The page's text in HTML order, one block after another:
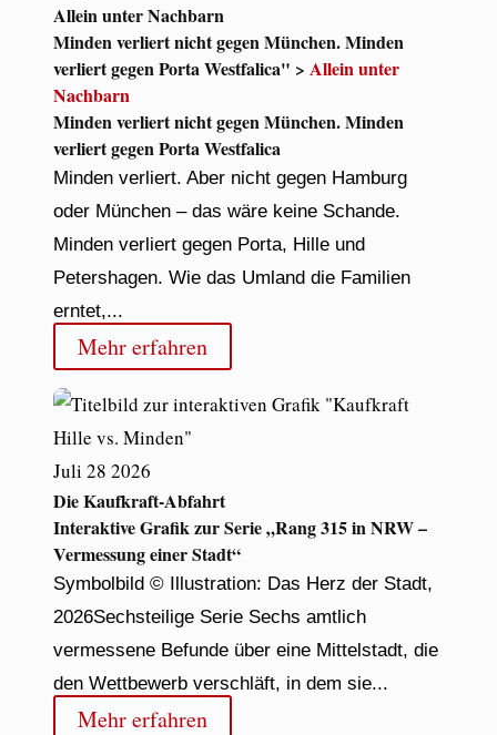
Allein unter Nachbarn
Minden verliert nicht gegen München. Minden
verliert gegen Porta Westfalica" > Allein unter
Nachbarn
Minden verliert nicht gegen München. Minden
verliert gegen Porta Westfalica
Minden verliert. Aber nicht gegen Hamburg
oder München – das wäre keine Schande.
Minden verliert gegen Porta, Hille und
Petershagen. Wie das Umland die Familien
erntet,...
Mehr erfahren
Juli 28 2026
Die Kaufkraft-Abfahrt
Interaktive Grafik zur Serie „Rang 315 in NRW –
Vermessung einer Stadt“
Symbolbild © Illustration: Das Herz der Stadt,
2026Sechsteilige Serie Sechs amtlich
vermessene Befunde über eine Mittelstadt, die
den Wettbewerb verschläft, in dem sie...
Mehr erfahren